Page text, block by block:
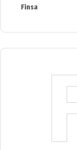
Finsa